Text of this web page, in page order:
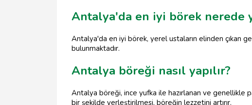
Antalya'da en iyi börek nerede
Antalya'da en iyi börek, yerel ustaların elinden çıkan
bulunmaktadır.
Antalya böreği nasıl yapılır?
Antalya böreği, ince yufka ile hazırlanan ve genellikle
bir şekilde yerleştirilmesi, böreğin lezzetini artırır.